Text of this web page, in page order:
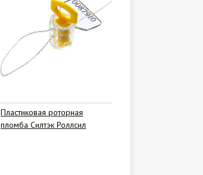
Пластиковая роторная
пломба Силтэк Роллсил